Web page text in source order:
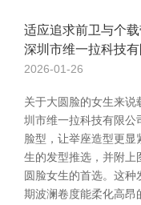
适应追求前卫与个
深圳市维一拉科技
2026-01-26
关于大圆脸的女生来
圳市维一拉科技有限公
脸型，让举座造型更
生的发型推选，并附上
圆脸女生的首选。这
期波澜卷度能柔化高昂